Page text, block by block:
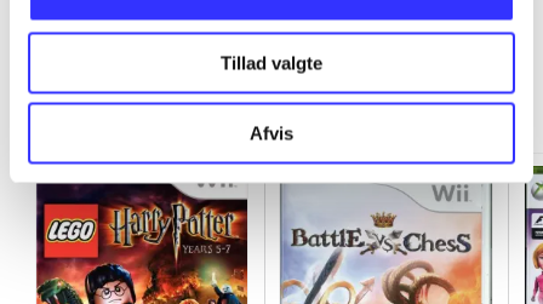
Tillad valgte
Afvis
Minder om